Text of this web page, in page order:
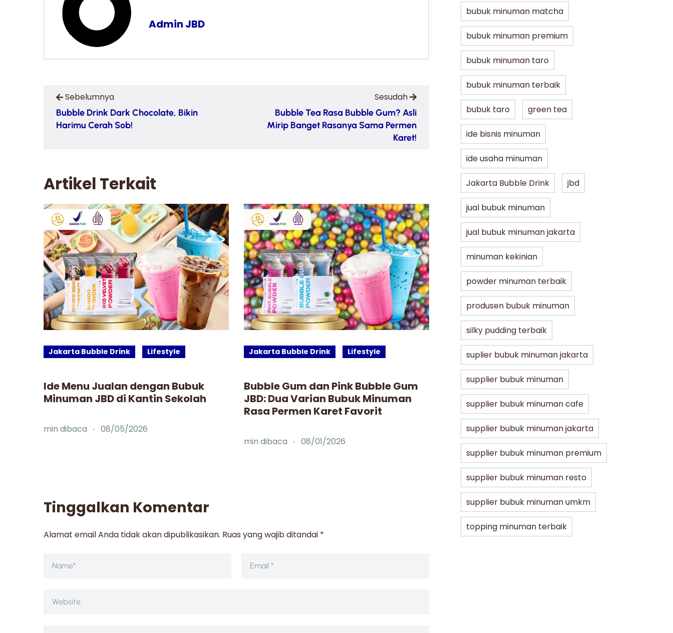
Admin JBD
Sebelumnya
Bubble Drink Dark Chocolate, Bikin
Harimu Cerah Sob!
Sesudah
Bubble Tea Rasa Bubble Gum? Asli
Mirip Banget Rasanya Sama Permen
Karet!
Artikel Terkait
Jakarta Bubble Drink Lifestyle
Ide Menu Jualan dengan Bubuk
Minuman JBD di Kantin Sekolah
min dibaca 08/05/2026
Jakarta Bubble Drink Lifestyle
Bubble Gum dan Pink Bubble Gum
JBD: Dua Varian Bubuk Minuman
Rasa Permen Karet Favorit
min dibaca 08/01/2026
Jakarta Bubble Drink Lifestyle
5 Varian Best Seller Bubuk Kopi JBD
untuk UMKM, Café, hingga Resto
min dibaca 07/30/2026
Tinggalkan Komentar
Alamat email Anda tidak akan dipublikasikan. Ruas yang wajib ditandai *
bubuk minuman matcha
bubuk minuman premium
bubuk minuman taro
bubuk minuman terbaik
bubuk taro green tea
ide bisnis minuman
ide usaha minuman
Jakarta Bubble Drink jbd
jual bubuk minuman
jual bubuk minuman jakarta
minuman kekinian
powder minuman terbaik
produsen bubuk minuman
silky pudding terbaik
suplier bubuk minuman jakarta
supplier bubuk minuman
supplier bubuk minuman cafe
supplier bubuk minuman jakarta
supplier bubuk minuman premium
supplier bubuk minuman resto
supplier bubuk minuman umkm
topping minuman terbaik